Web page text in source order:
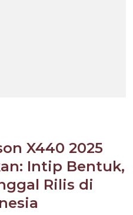
X440 2025
Intip Bentuk,
Rilis di